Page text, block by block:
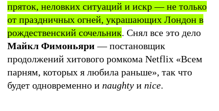
пряток, неловких ситуаций и искр — не только
от праздничных огней, украшающих Лондон в
рождественский сочельник. Снял все это дело
Майкл Фимоньяри — постановщик
продолжений хитового ромкома Netflix «Всем
парням, которых я любила раньше», так что
будет одновременно и naughty и nice.